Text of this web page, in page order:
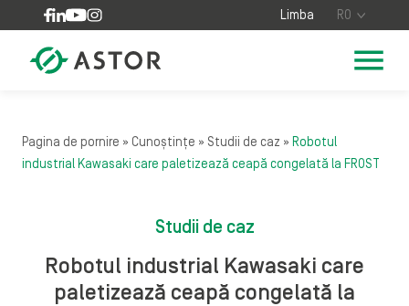
Skip to content Limba RO
Pagina de pornire » Cunoștințe » Studii de caz » Robotul
industrial Kawasaki care paletizează ceapă congelată la FROST
Studii de caz
Robotul industrial Kawasaki care
paletizează ceapă congelată la